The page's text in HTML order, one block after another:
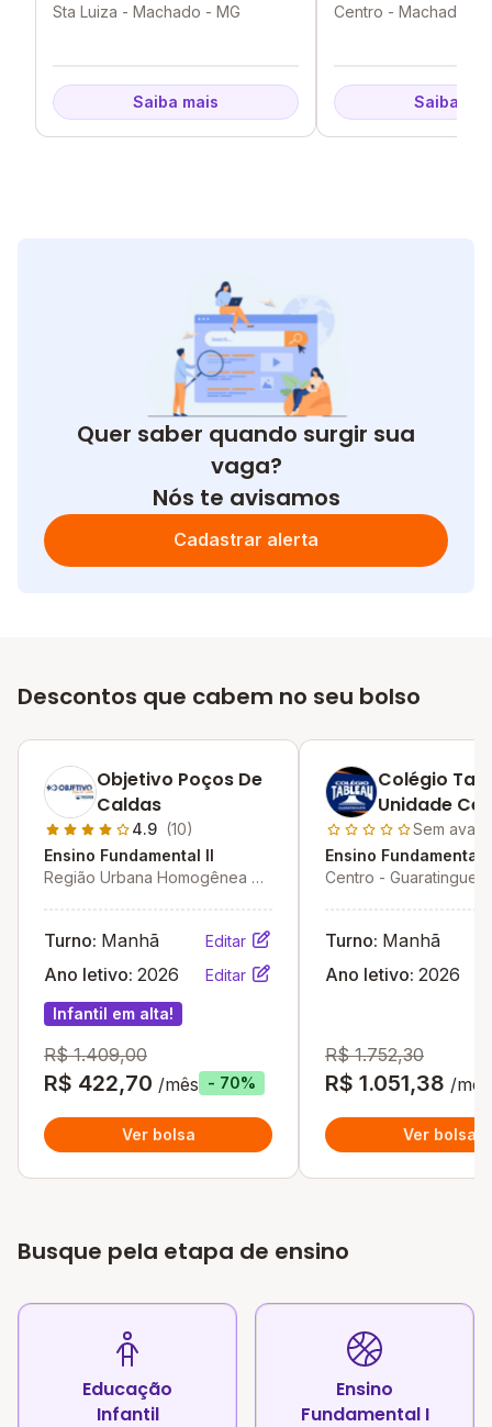
Sta Luiza - Machado - MG
Saiba mais
Centro - Machado -
Saiba
Quer saber quando surgir sua
vaga?
Nós te avisamos
Cadastrar alerta
Descontos que cabem no seu bolso
Objetivo Poços De
Caldas
4.9 (10)
Ensino Fundamental II
Região Urbana Homogênea Vi
Turno: Manhã Editar
Ano letivo: 2026 Editar
Infantil em alta!
R$ 1.409,00
R$ 422,70 /mês - 70%
Ver bolsa
Colégio
Unidade
Sem
Ensino Fundamental
Centro -
Turno: Manhã
Ano letivo: 2026
R$ 1.752,30
R$ 1.051,38 /mês
Ver bolsa
Busque pela etapa de ensino
Educação
Infantil
Ensino
Fundamental I